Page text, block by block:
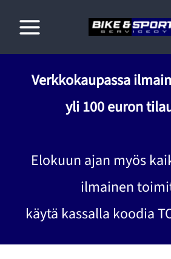
sisältöön
Verkkokaupassa
yli 100 euron
Elokuun ajan myös
ilmainen
käytä kassalla koodia